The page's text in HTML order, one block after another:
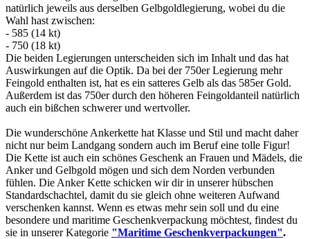
natürlich jeweils aus derselben Gelbgoldlegierung, wobei du die
Wahl hast zwischen:
- 585 (14 kt)
- 750 (18 kt)
Die beiden Legierungen unterscheiden sich im Inhalt und das hat
Auswirkungen auf die Optik. Da bei der 750er Legierung mehr
Feingold enthalten ist, hat es ein satteres Gelb als das 585er Gold.
Außerdem ist das 750er durch den höheren Feingoldanteil natürlich
auch ein bißchen schwerer und wertvoller.
Die wunderschöne Ankerkette hat Klasse und Stil und macht daher
nicht nur beim Landgang sondern auch im Beruf eine tolle Figur!
Die Kette ist auch ein schönes Geschenk an Frauen und Mädels, die
Anker und Gelbgold mögen und sich dem Norden verbunden
fühlen. Die Anker Kette schicken wir dir in unserer hübschen
Standardschachtel, damit du sie gleich ohne weiteren Aufwand
verschenken kannst. Wenn es etwas mehr sein soll und du eine
besondere und maritime Geschenkverpackung möchtest, findest du
sie in unserer Kategorie "Maritime Geschenkverpackungen".